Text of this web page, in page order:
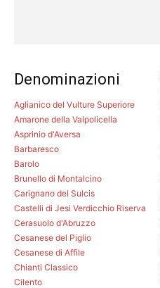
Denominazioni
Aglianico del Vulture Superiore
Amarone della Valpolicella
Asprinio d'Aversa
Barbaresco
Barolo
Brunello di Montalcino
Carignano del Sulcis
Castelli di Jesi Verdicchio Riserva
Cerasuolo d'Abruzzo
Cesanese del Piglio
Cesanese di Affile
Chianti Classico
Cilento